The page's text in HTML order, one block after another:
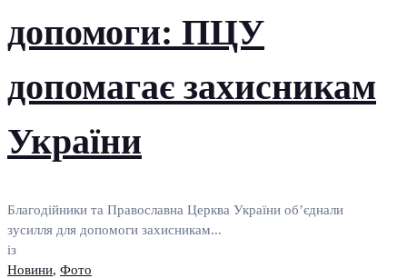
допомоги: ПЦУ
допомагає захисникам
України
Благодійники та Православна Церква України об’єднали
зусилля для допомоги захисникам...
із
Новини, Фото